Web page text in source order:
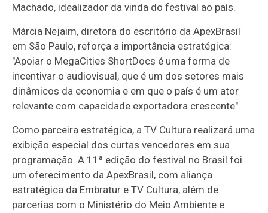
Machado, idealizador da vinda do festival ao país.
Márcia Nejaim, diretora do escritório da ApexBrasil
em São Paulo, reforça a importância estratégica:
"Apoiar o MegaCities ShortDocs é uma forma de
incentivar o audiovisual, que é um dos setores mais
dinâmicos da economia e em que o país é um ator
relevante com capacidade exportadora crescente".
Como parceira estratégica, a TV Cultura realizará uma
exibição especial dos curtas vencedores em sua
programação. A 11ª edição do festival no Brasil foi
um oferecimento da ApexBrasil, com aliança
estratégica da Embratur e TV Cultura, além de
parcerias com o Ministério do Meio Ambiente e